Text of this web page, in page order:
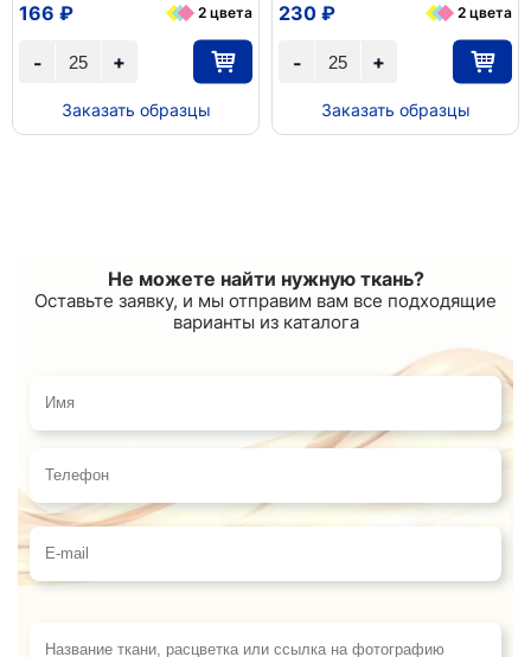
+
-
166 ₽ 2 цвета
Заказать образцы
+
-
230 ₽ 2 цвета
Заказать образцы
Не можете найти нужную ткань?
Оставьте заявку, и мы отправим вам все подходящие
варианты из каталога
Имя
Телефон
E-mail